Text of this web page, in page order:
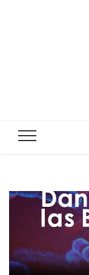
Por un mundo